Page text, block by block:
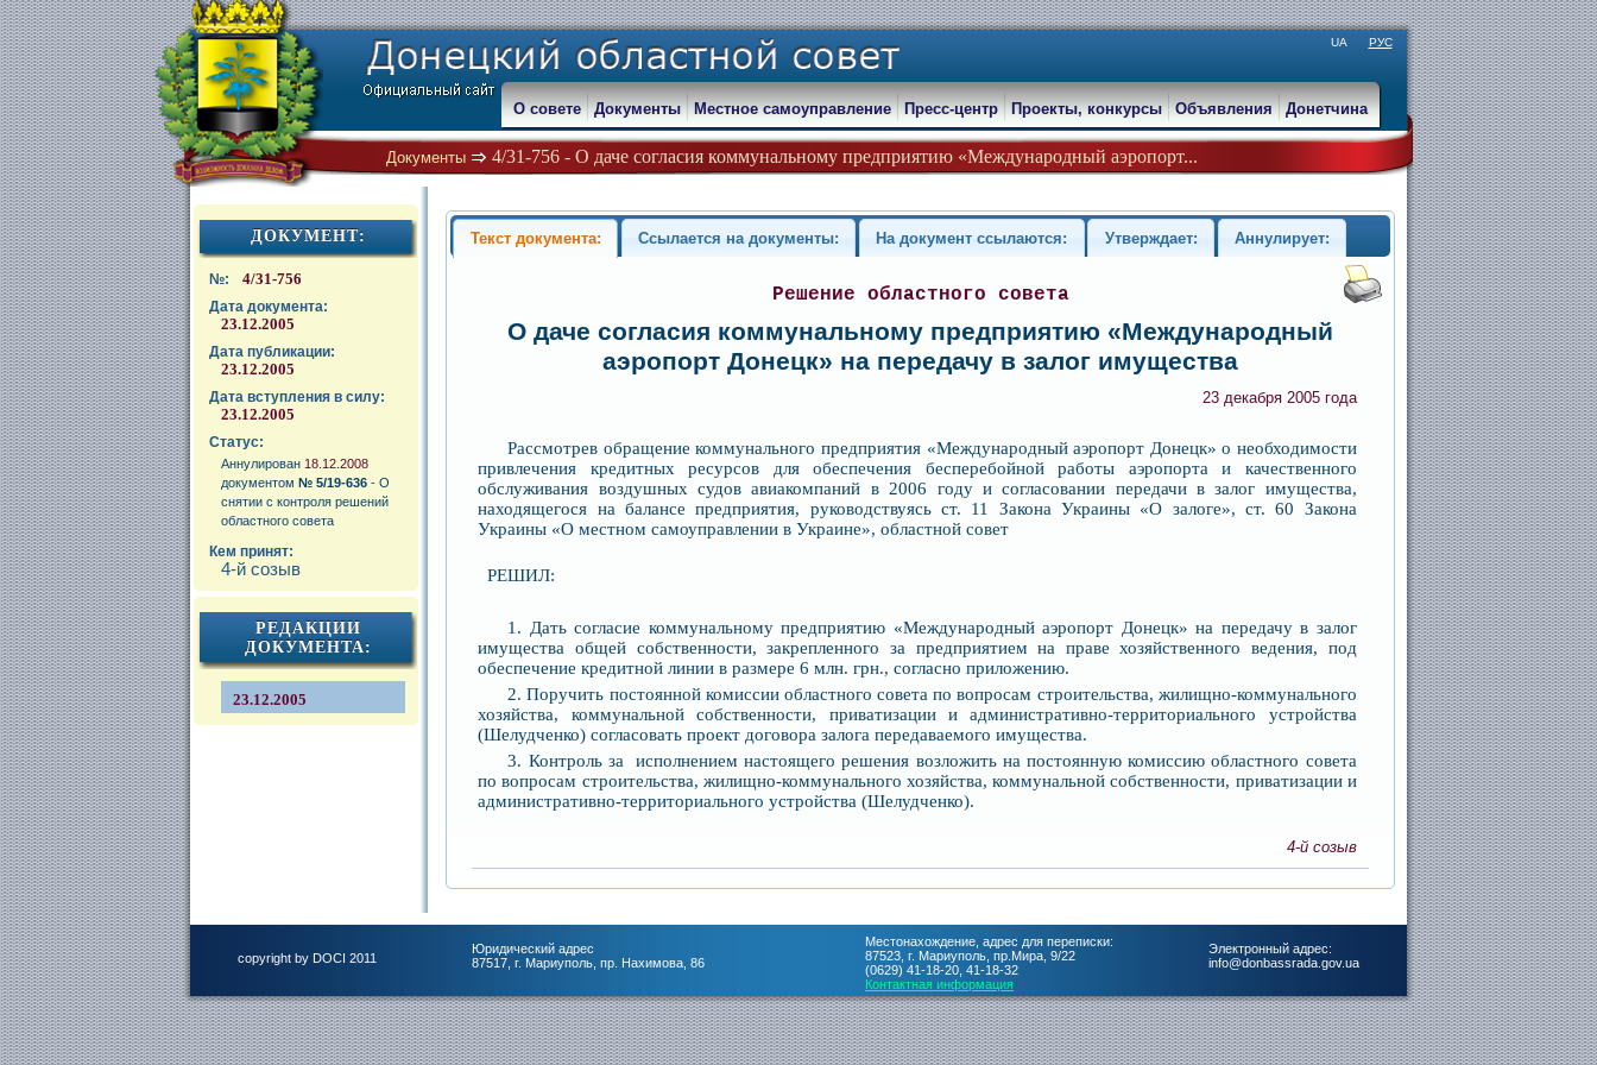
UA РУС
Документы 4/31-756 - О даче согласия коммунальному предприятию «Международный аэропорт...
О совете Документы Местное самоуправление Пресс-центр Проекты, конкурсы Объявления Донетчина
ДОКУМЕНТ:
№: 4/31-756
Дата документа:
23.12.2005
Дата публикации:
23.12.2005
Дата вступления в силу:
23.12.2005
Статус:
Аннулирован 18.12.2008
документом № 5/19-636 - О
снятии с контроля решений
областного совета
Кем принят:
4-й созыв
РЕДАКЦИИ
ДОКУМЕНТА:
23.12.2005
Текст документа: Ссылается на документы: На документ ссылаются: Утверждает: Аннулирует:
Решение областного совета
О даче согласия коммунальному предприятию «Международный
аэропорт Донецк» на передачу в залог имущества
23 декабря 2005 года
Рассмотрев обращение коммунального предприятия «Международный аэропорт Донецк» о необходимости
привлечения кредитных ресурсов для обеспечения бесперебойной работы аэропорта и качественного
обслуживания воздушных судов авиакомпаний в 2006 году и согласовании передачи в залог имущества,
находящегося на балансе предприятия, руководствуясь ст. 11 Закона Украины «О залоге», ст. 60 Закона
Украины «О местном самоуправлении в Украине», областной совет
РЕШИЛ:
1. Дать согласие коммунальному предприятию «Международный аэропорт Донецк» на передачу в залог
имущества общей собственности, закрепленного за предприятием на праве хозяйственного ведения, под
обеспечение кредитной линии в размере 6 млн. грн., согласно приложению.
2. Поручить постоянной комиссии областного совета по вопросам строительства, жилищно-коммунального
хозяйства, коммунальной собственности, приватизации и административно-территориального устройства
(Шелудченко) согласовать проект договора залога передаваемого имущества.
3. Контроль за исполнением настоящего решения возложить на постоянную комиссию областного совета
по вопросам строительства, жилищно-коммунального хозяйства, коммунальной собственности, приватизации и
административно-территориального устройства (Шелудченко).
4-й созыв
copyright by DOCI 2011
Юридический адрес
87517, г. Мариуполь, пр. Нахимова, 86
Электронный адрес:
info@donbassrada.gov.ua
Местонахождение, адрес для переписки:
87523, г. Мариуполь, пр.Мира, 9/22
(0629) 41-18-20, 41-18-32
Контактная информация